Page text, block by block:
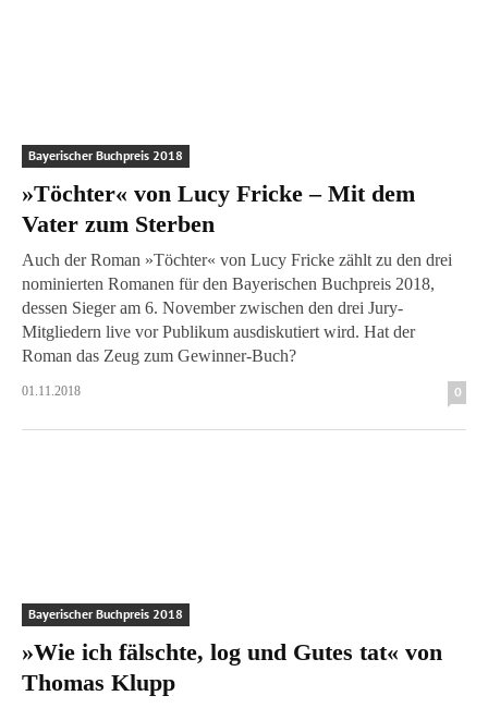
Bayerischer Buchpreis 2018
»Töchter« von Lucy Fricke – Mit dem
Vater zum Sterben
Auch der Roman »Töchter« von Lucy Fricke zählt zu den drei
nominierten Romanen für den Bayerischen Buchpreis 2018,
dessen Sieger am 6. November zwischen den drei Jury-
Mitgliedern live vor Publikum ausdiskutiert wird. Hat der
Roman das Zeug zum Gewinner-Buch?
01.11.2018 0
Bayerischer Buchpreis 2018
»Wie ich fälschte, log und Gutes tat« von
Thomas Klupp